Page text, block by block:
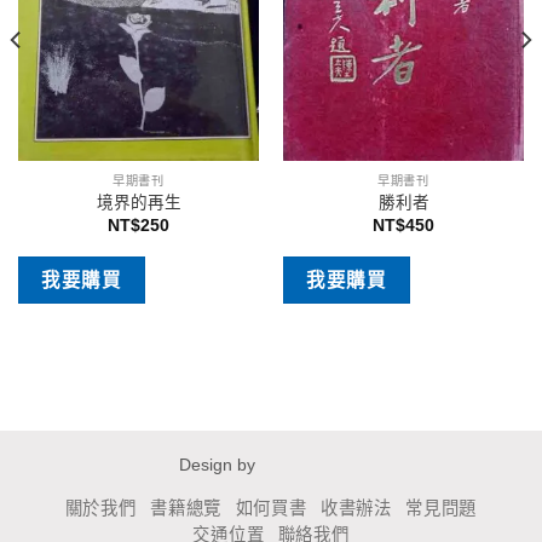
早期書刊
境界的再生
NT$250
我要購買
早期書刊
勝利者
NT$450
我要購買
Design by
關於我們 書籍總覽 如何買書 收書辦法
常見問題
交通位置
聯絡我們